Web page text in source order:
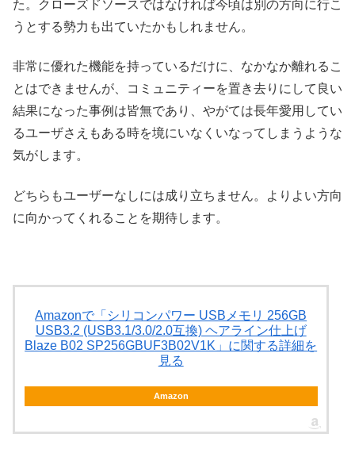
た。クローズドソースではなければ今頃は別の方向に行こ
うとする勢力も出ていたかもしれません。
非常に優れた機能を持っているだけに、なかなか離れるこ
とはできませんが、コミュニティーを置き去りにして良い
結果になった事例は皆無であり、やがては長年愛用してい
るユーザさえもある時を境にいなくいなってしまうような
気がします。
どちらもユーザーなしには成り立ちません。よりよい方向
に向かってくれることを期待します。
Amazonで「シリコンパワー USBメモリ 256GB
USB3.2 (USB3.1/3.0/2.0互換) ヘアライン仕上げ
Blaze B02 SP256GBUF3B02V1K」に関する詳細を
見る
Amazon